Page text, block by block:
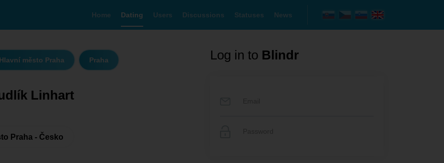
Home Dating Users Discussions Statuses News
Hlavní město Praha Praha
Linhart
Praha - Česko
Log in to Blindr